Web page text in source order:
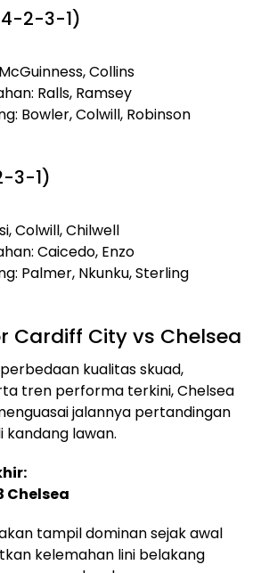
2-3-1)
Collins
Ralls, Ramsey
Bowler, Colwill, Robinson
3-1)
Colwill, Chilwell
Caicedo, Enzo
Palmer, Nkunku, Sterling
Cardiff City vs Chelsea
kualitas skuad,
tren performa terkini, Chelsea
jalannya pertandingan
kandang lawan.
Chelsea
tampil dominan sejak awal
kelemahan lini belakang